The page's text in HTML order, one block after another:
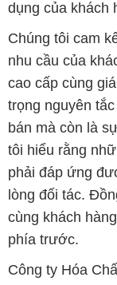
trọng nguyên
bán mà còn là
tôi hiểu rằng
phải đáp ứng
lòng đối tác.
cùng khách
phía trước.
Công ty Hóa
đa dạng các nhu
cả các ngành
TP. Hồ Chí
phân phối